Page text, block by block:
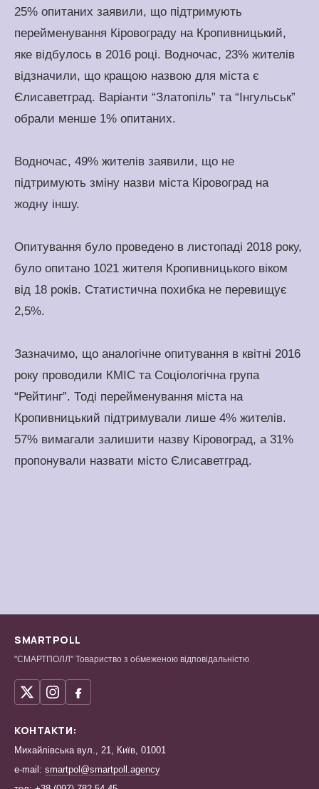
25% опитаних заявили, що підтримують
перейменування Кіровограду на Кропивницький,
яке відбулось в 2016 році. Водночас, 23% жителів
відзначили, що кращою назвою для міста є
Єлисаветград. Варіанти “Златопіль” та “Інгульськ”
обрали менше 1% опитаних.
Водночас, 49% жителів заявили, що не
підтримують зміну назви міста Кіровоград на
жодну іншу.
Опитування було проведено в листопаді 2018 року,
було опитано 1021 жителя Кропивницького віком
від 18 років. Статистична похибка не перевищує
2,5%.
Зазначимо, що аналогічне опитування в квітні 2016
року проводили КМІС та Соціологічна група
“Рейтинг”. Тоді перейменування міста на
Кропивницький підтримували лише 4% жителів.
57% вимагали залишити назву Кіровоград, а 31%
пропонували назвати місто Єлисаветград.
SMARTPOLL
"СМАРТПОЛЛ" Товариство з обмеженою відповідальністю
КОНТАКТИ:
Михайлівська вул., 21, Київ, 01001
e-mail: smartpol@smartpoll.agency